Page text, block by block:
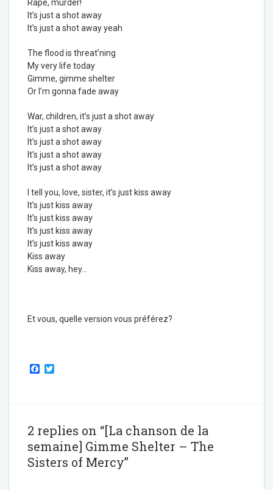
Rape, murder!
It’s just a shot away
It’s just a shot away yeah
The flood is threat’ning
My very life today
Gimme, gimme shelter
Or I’m gonna fade away
War, children, it’s just a shot away
It’s just a shot away
It’s just a shot away
It’s just a shot away
It’s just a shot away
I tell you, love, sister, it’s just kiss away
It’s just kiss away
It’s just kiss away
It’s just kiss away
It’s just kiss away
Kiss away
Kiss away, hey…
Et vous, quelle version vous préférez?
F
o
k
r
2 replies on “[La chanson de la
semaine] Gimme Shelter – The
Sisters of Mercy”